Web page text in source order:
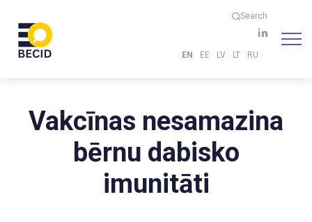
Search
EN EE LV LT RU
Vakcīnas nesamazina
bērnu dabisko
imunitāti